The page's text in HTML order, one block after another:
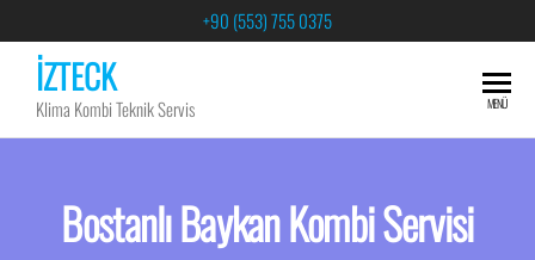
+90 (553) 755 0375
İZTECK
Klima Kombi Teknik Servis MENÜ
Bostanlı Baykan Kombi Servisi